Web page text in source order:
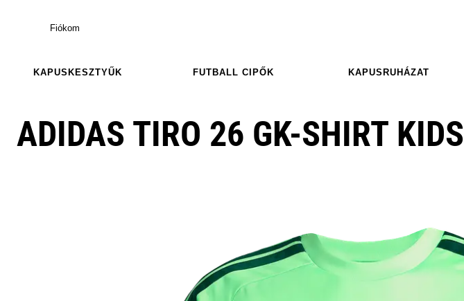
Fiókom
KAPUSKESZTYŰK FUTBALL CIPŐK KAPUSRUHÁZAT
ADIDAS TIRO 26 GK-SHIRT KIDS